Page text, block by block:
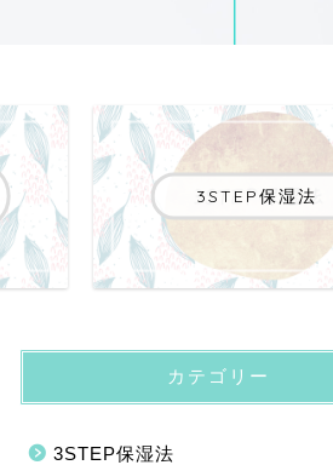
3STEP保湿法
カテゴリー
3STEP保湿法